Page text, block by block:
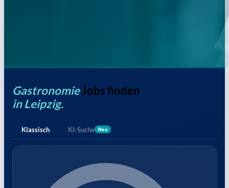
GastronomieJobs finden
in Leipzig.
Klassisch KI-Suche Neu